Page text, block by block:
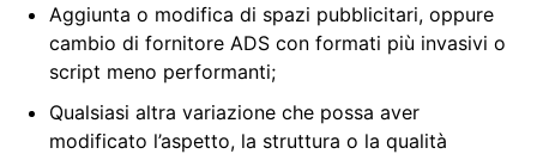
Aggiunta o modifica di spazi pubblicitari, oppure
cambio di fornitore ADS con formati più invasivi o
script meno performanti;
Qualsiasi altra variazione che possa aver
modificato l’aspetto, la struttura o la qualità